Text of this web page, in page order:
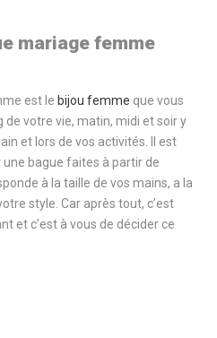
mariage femme
est le bijou femme que vous
votre vie, matin, midi et soir y
et lors de vos activités. Il est
bague faites à partir de
à la taille de vos mains, a la
style. Car après tout, c’est
et c’est à vous de décider ce